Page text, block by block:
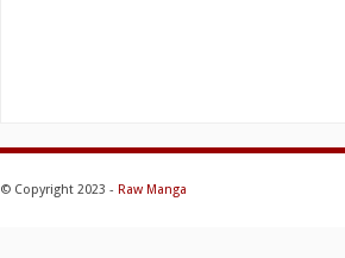
© Copyright 2023 - Raw Manga